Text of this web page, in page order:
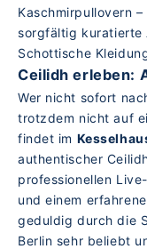
Kaschmirpullovern
sorgfältig kuratierte
Schottische
Ceilidh erleben:
Wer nicht sofort
trotzdem nicht auf
findet im
authentischer
professionellen
und einem
geduldig durch die
Berlin sehr beliebt